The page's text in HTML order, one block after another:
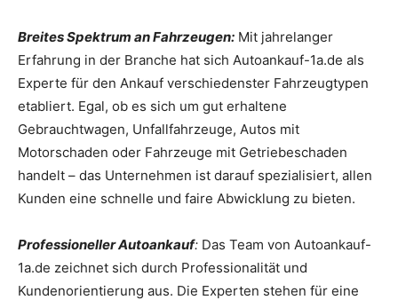
Breites Spektrum an Fahrzeugen: Mit jahrelanger
Erfahrung in der Branche hat sich Autoankauf-1a.de als
Experte für den Ankauf verschiedenster Fahrzeugtypen
etabliert. Egal, ob es sich um gut erhaltene
Gebrauchtwagen, Unfallfahrzeuge, Autos mit
Motorschaden oder Fahrzeuge mit Getriebeschaden
handelt – das Unternehmen ist darauf spezialisiert, allen
Kunden eine schnelle und faire Abwicklung zu bieten.
Professioneller Autoankauf: Das Team von Autoankauf-
1a.de zeichnet sich durch Professionalität und
Kundenorientierung aus. Die Experten stehen für eine